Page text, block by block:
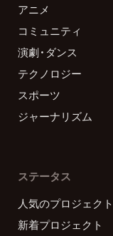
アニメ
コミュニティ
演劇・ダンス
テクノロジー
スポーツ
ジャーナリズム
ステータス
人気のプロジェクト
新着プロジェクト